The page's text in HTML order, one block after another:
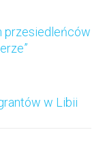
przesiedleńców
w Libii